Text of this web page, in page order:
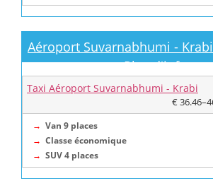
Aéroport Suvarnabhumi - Krabi
Plus
Taxi Aéroport Suvarnabhumi - Krabi
€
→ Van 9 places
→ Classe économique
→ SUV 4 places